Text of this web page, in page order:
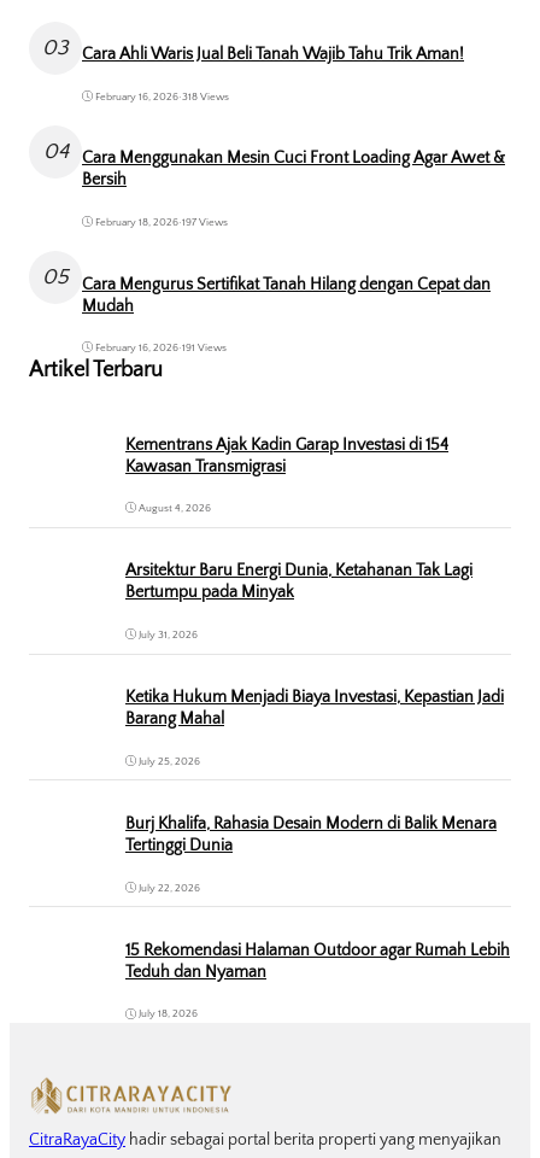
03 Cara Ahli Waris Jual Beli Tanah Wajib Tahu Trik Aman!
February 16, 2026• 318 Views
04
Cara Menggunakan Mesin Cuci Front Loading Agar Awet &
Bersih
February 18, 2026•197 Views
05
Cara Mengurus Sertifikat Tanah Hilang dengan Cepat dan
Mudah
February 16, 2026•191 Views
Artikel Terbaru
Kementrans Ajak Kadin Garap Investasi di 154
Kawasan Transmigrasi
August 4, 2026
Arsitektur Baru Energi Dunia, Ketahanan Tak Lagi
Bertumpu pada Minyak
July 31, 2026
Ketika Hukum Menjadi Biaya Investasi, Kepastian Jadi
Barang Mahal
July 25, 2026
Burj Khalifa, Rahasia Desain Modern di Balik Menara
Tertinggi Dunia
July 22, 2026
15 Rekomendasi Halaman Outdoor agar Rumah Lebih
Teduh dan Nyaman
July 18, 2026
CitraRayaCity hadir sebagai portal berita properti yang menyajikan